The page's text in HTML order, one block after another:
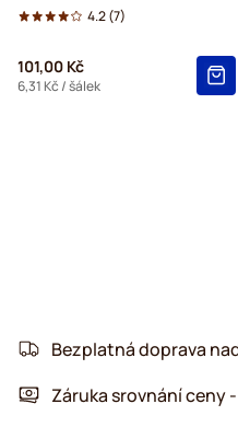
4.2(7)
101,00 Kč
6,31 Kč / šálek
Bezplatná doprava
Záruka srovnání ceny